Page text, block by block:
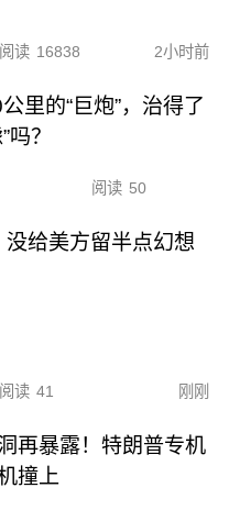
阅读 16838 2小时前
里的“巨炮”，治得了
吗？
阅读 50
给美方留半点幻想
阅读 41 刚刚
再暴露！特朗普专机
撞上